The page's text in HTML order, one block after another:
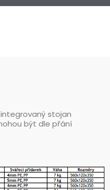
stojan
být dle přání